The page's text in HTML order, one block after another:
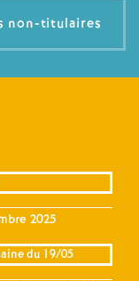
non-titulaires
2025